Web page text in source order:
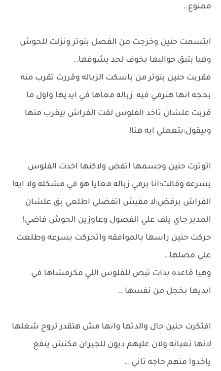
ممنوع..
ابتسمت حنين وخرجت من الفصل بتوتر ونزلت للحوش
وهيا بتبق حواليها بخوف لحد يشوفها..
فقربت حنين بتوتر من باسكت الزباله وقررت تقرب منه
بحجه انها هترمي فيه زباله معاها في ايديها واول ما
قربت علشان تاخد الفلوس لقت الفراش بيقرب منها
وبيقول:بتعملي ايه هنا!
اتوترت حنين وجسمها اتفض ولاكنها اخدت الفلوس
بسرعه وقالت:انا برمي زباله معايا هو في مشكله ولا ايه!
الفراش برفض:لا مفيش اتفضلي اطلعي بق علشان
المدير جاي يلف علي الفصول وعاوزين الحوش فاضي!
حركت حنين راسها بالموافقه واتحركت بسرعه وطلعت
علي فصلها..
وهيا قاعده بدات تبص للفلوس اللي مكرمشاها في
ايديها بخجل من نفسها ..
افتكرت حنين حال والدتها وانها مش هتقدر تروح شغلها
لانها تعبانه ولان عليهم ديون للجيران مكنش ينفع
ياخدوا منهم حاجه تاني ..